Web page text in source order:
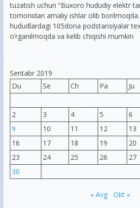
tuzatish uchun “Buxoro hududiy elektr
tomonidan amaliy ishlar olib borilmoqda.
hududlardagi 105dona podstansiyalar
o’rganilmoqda va kelib chiqishi mumkin
Sentabr 2019
Du
Se Ch Pa Ju
2
3 4 5 6
9
10 11 12 13
16
17 18 19 20
23
24 25 26 27
30
« Avg Okt »